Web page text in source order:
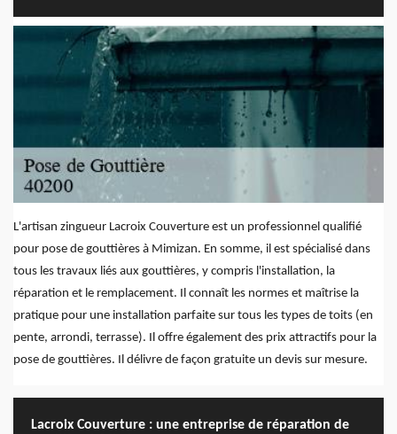
L'artisan zingueur Lacroix Couverture est un professionnel qualifié
pour pose de gouttières à Mimizan. En somme, il est spécialisé dans
tous les travaux liés aux gouttières, y compris l'installation, la
réparation et le remplacement. Il connaît les normes et maîtrise la
pratique pour une installation parfaite sur tous les types de toits (en
pente, arrondi, terrasse). Il offre également des prix attractifs pour la
pose de gouttières. Il délivre de façon gratuite un devis sur mesure.
Lacroix Couverture : une entreprise de réparation de